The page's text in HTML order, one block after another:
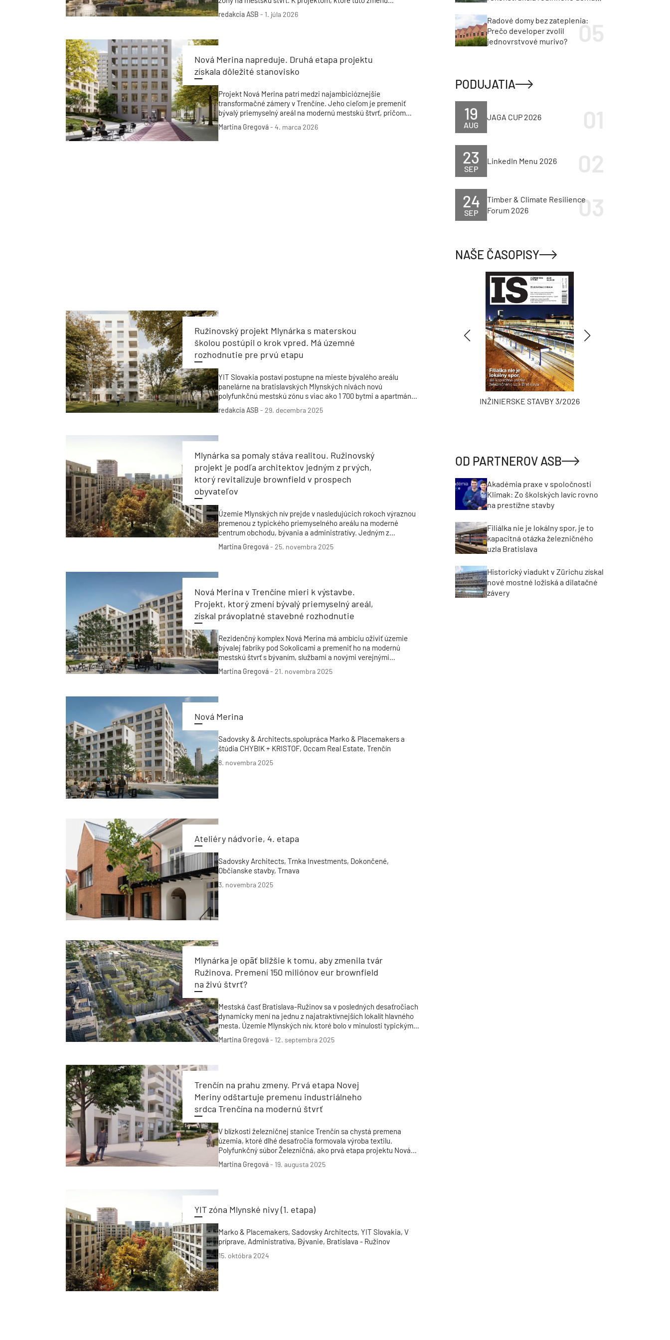
prinášajú, patrí aj projekt Mlynárka od YIT Slovakia. Jeho prvá
etapa sa bude uchádzať o medzinárodnú certifikáciu BREEAM
redakcia ASB - 1. júla 2026
Nová Merina napreduje. Druhá etapa projektu
získala dôležité stanovisko
Projekt Nová Merina patrí medzi najambicióznejšie
transformačné zámery v Trenčíne. Jeho cieľom je premeniť
bývalý priemyselný areál na modernú mestskú štvrť, pričom
priniesie nové bývanie, občiansku vybavenosť aj kvalitné
verejné priestory s dôrazom na mestotvorný charakter územia.
Martina Gregová-4. marca 2026
Ružinovský projekt Mlynárka s materskou
školou postúpil o krok vpred. Má územné
rozhodnutie pre prvú etapu
YIT Slovakia postaví postupne na mieste bývalého areálu
panelárne na bratislavských Mlynských nivách novú
polyfunkčnú mestskú zónu s viac ako 1 700 bytmi a apartmánmi
pre vyše 2 500 obyvateľov. Výstavba 1. etapy s bytmi
a administratívou by sa mala začať v závere roka 2026.
redakcia ASB -29. decembra 2025
Mlynárka sa pomaly stáva realitou. Ružinovský
projekt je podľa architektov jedným z prvých,
ktorý revitalizuje brownfield v prospech
obyvateľov
Územie Mlynských nív prejde v nasledujúcich rokoch výraznou
premenou z typického priemyselného areálu na moderné
centrum obchodu, bývania a administratívy. Jedným z
najočakávanejších projektov, ktorý má v lokalite vzniknúť, je
Polyfunkčná zóna Mlynárka. Vďaka najnovšiemu míľniku ju od
Martina Gregová-25. novembra 2025
Nová Merina v Trenčíne mieri k výstavbe.
Projekt, ktorý zmení bývalý priemyselný areál,
získal právoplatné stavebné rozhodnutie
Rezidenčný komplex Nová Merina má ambíciu oživiť územie
bývalej fabriky pod Sokolicami a premeniť ho na modernú
mestskú štvrť s bývaním, službami a novými verejnými
priestormi. Nedávno tento významný development dosiahol
dôležitý míľnik, vďaka ktorému už poznáme aj termín začatia
Martina Gregová-21. novembra 2025
Nová Merina
Sadovsky & Architects,spolupráca Marko & Placemakers a
štúdia CHYBIK + KRISTOF, Occam Real Estate, Trenčín
8. novembra 2025
Ateliéry nádvorie, 4. etapa
Sadovsky Architects, Trnka Investments, Dokončené,
Občianske stavby, Trnava
3. novembra 2025
Mlynárka je opäť bližšie k tomu, aby zmenila tvár
Ružinova. Premení 150 miliónov eur brownfield
na živú štvrť?
Mestská časť Bratislava-Ružinov sa v posledných desaťročiach
dynamicky mení na jednu z najatraktívnejších lokalít hlavného
mesta. Územie Mlynských nív, ktoré bolo v minulosti typickým
priemyselným areálom, postupne prechádza premenou na
moderné centrum obchodu, bývania a administratívy. Do tejto
Martina Gregová- 12. septembra 2025
Trenčín na prahu zmeny. Prvá etapa Novej
Meriny odštartuje premenu industriálneho
srdca Trenčína na modernú štvrť
V blízkosti železničnej stanice Trenčín sa chystá premena
územia, ktoré dlhé desaťročia formovala výroba textilu.
Polyfunkčný súbor Železničná, ako prvá etapa projektu Nová
Merina, prinesie moderné bývanie, služby a kvalitné verejné
priestory. Tento krok má ambíciu otvoriť dvere rozsiahlej
Martina Gregová- 19. augusta 2025
YIT zóna Mlynské nivy (1. etapa)
Marko & Placemakers, Sadovsky Architects, YIT Slovakia, V
príprave, Administratíva, Bývanie, Bratislava - Ružinov
15. októbra 2024
Radové domy bez zateplenia:
Prečo developer zvolil
jednovrstvové murivo?
PODUJATIA
AUG
19 JAGA CUP 2026
SEP
23 LinkedIn Menu 2026
SEP
24
Timber & Climate Resilience
Forum 2026
NAŠE ČASOPISY
TZB HAUSTECHNIK 3/2026 INŽINIERSKE STAVBY 3/2026
OD PARTNEROV ASB
Akadémia praxe v spoločnosti
Klimak: Zo školských lavíc rovno
na prestížne stavby
Filiálka nie je lokálny spor, je to
kapacitná otázka železničného
uzla Bratislava
Historický viadukt v Zürichu získal
nové mostné ložiská a dilatačné
závery